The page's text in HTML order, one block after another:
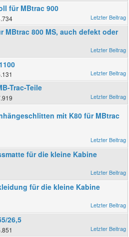
für MBtrac 900
MBtrac 800 MS, auch defekt oder
Trac-Teile
mit K80 für MBtrac
für die kleine Kabine
für die kleine Kabine
26,5